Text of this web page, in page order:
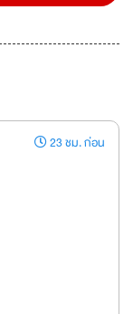
23 ชม. ก่อน